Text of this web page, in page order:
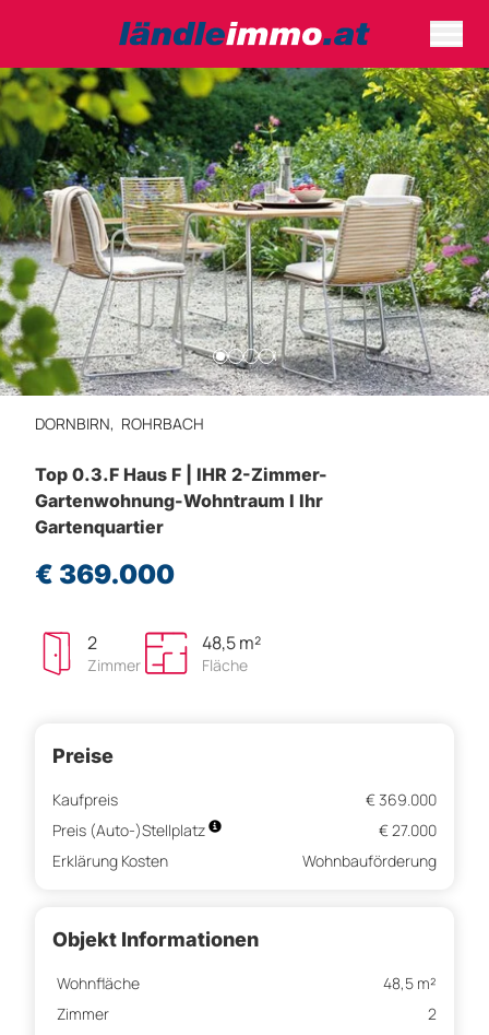
DORNBIRN, ROHRBACH
Top 0.3.F Haus F | IHR 2-Zimmer-
Gartenwohnung-Wohntraum I Ihr
Gartenquartier
€ 369.000
2
Zimmer
48,5 m²
Fläche
Preise
Kaufpreis
€ 369.000
Preis (Auto-)Stellplatz
€ 27.000
Erklärung Kosten
Wohnbauförderung
Objekt Informationen
Wohnfläche
48,5 m²
Zimmer
2